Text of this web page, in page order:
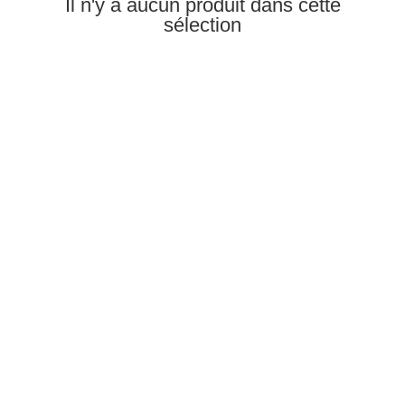
Il n'y a aucun produit dans cette
sélection